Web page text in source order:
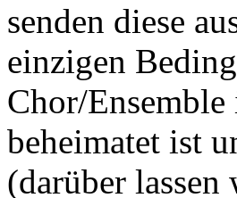
senden diese
einzigen
Chor/
beheimatet ist
(darüber